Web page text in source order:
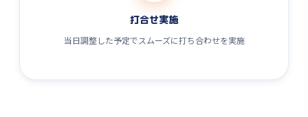
打合せ実施
当日調整した予定でスムーズに打ち合わせを実施